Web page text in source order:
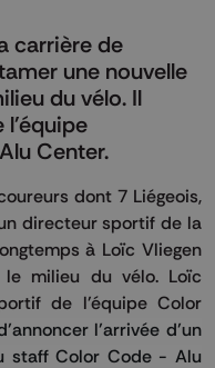
carrière de
une nouvelle
du vélo. Il
l'équipe
Center.
dont 7 Liégeois,
directeur sportif de la
à Loïc Vliegen
milieu du vélo. Loïc
de l'équipe Color
l’arrivée d’un
staff Color Code - Alu